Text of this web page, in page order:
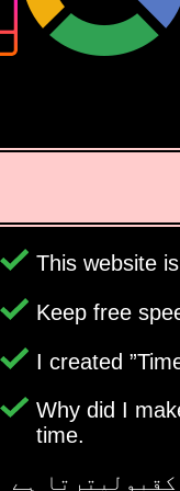
This website
Keep free
I created
Why did I
time.